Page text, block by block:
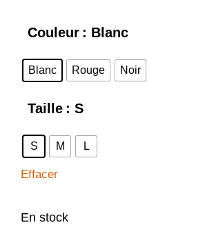
Couleur : Blanc
Blanc Rouge Noir
Taille : S
S M L
Effacer
En stock